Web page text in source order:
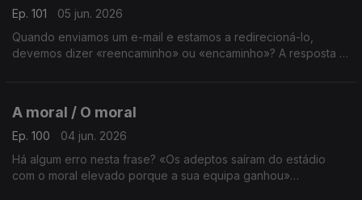
Ep. 101
05 jun. 2026
Quando enviamos um e-mail e estamos a redirecioná-lo,
devemos dizer «reencaminho» ou «encaminho»? A resposta é
A moral / O moral
Ep. 100
04 jun. 2026
Há algum erro nesta frase? «Os adeptos saíram do estádio
com o moral elevado porque a sua equipa ganhou»